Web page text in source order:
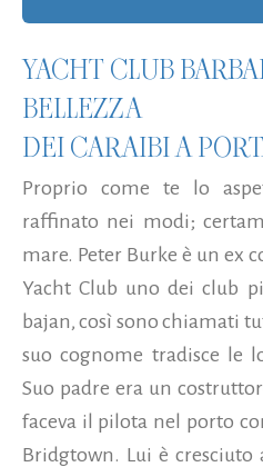
YACHT CLUB
BELLEZZA
DEI CARAIBI A
Proprio come te lo
raffinato nei modi;
mare. Peter Burke è un ex
Yacht Club uno dei club
bajan, così sono chiamati
suo cognome tradisce le
Suo padre era un
faceva il pilota nel porto
Bridgtown. Lui è